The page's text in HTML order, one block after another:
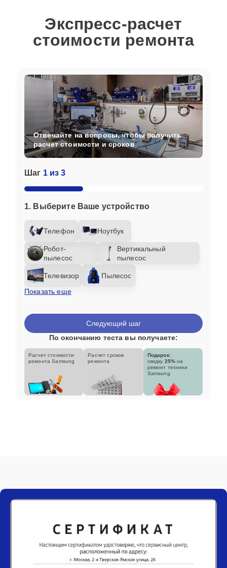
Экспресс-расчет
стоимости ремонта
Шаг 1 из 3
1. Выберите Ваше устройство
Телефон Ноутбук
Робот-
пылесос
Вертикальный
пылесос
Телевизор
Пылесос
Показать еще
Отвечайте на вопросы, чтобы получить
расчет стоимости и сроков
Следующий шаг
По окончанию теста вы получаете:
Расчет стоимости
ремонта Samsung
Расчет сроков
ремонта
Подарок:
скидку 25% на
ремонт техники
Samsung